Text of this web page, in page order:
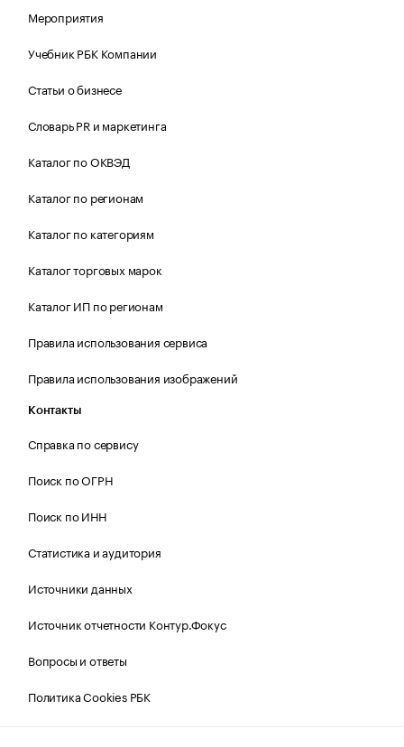
Мероприятия
Учебник РБК Компании
Статьи о бизнесе
Словарь PR и маркетинга
Каталог по ОКВЭД
Каталог по регионам
Каталог по категориям
Каталог торговых марок
Каталог ИП по регионам
Правила использования сервиса
Правила использования изображений
Контакты
Справка по сервису
Поиск по ОГРН
Поиск по ИНН
Статистика и аудитория
Источники данных
Источник отчетности Контур.Фокус
Вопросы и ответы
Политика Cookies РБК